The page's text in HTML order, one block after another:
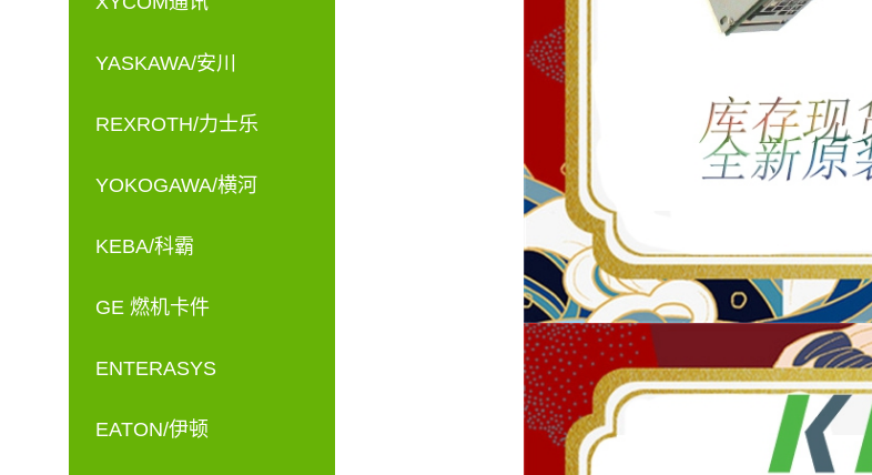
YASKAWA/安川
REXROTH/力士乐
YOKOGAWA/横河
KEBA/科霸
GE 燃机卡件
ENTERASYS
EATON/伊顿